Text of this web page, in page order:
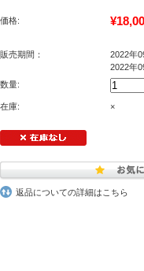
価格:
販売期間：
2022年
2022年
数量:
在庫: ×
返品についての詳細はこちら